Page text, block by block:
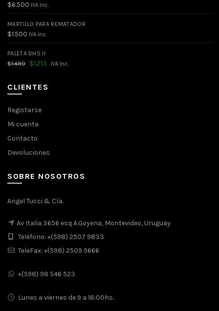
$6.500 IVA Inc.
MARTILLO PARA REMATADOR
$1.500 IVA Inc.
PALETA DHS II
$1.480
El
era:
$1.480.
$1.213 El
IVA Inc.
CLIENTES
Registarse
Mi cuenta
Contacto
Devoluciones
SOBRE NOSOTROS
Angel Tucci & Cía.
Av Italia 3656 esq A.Goyena, Montevideo, Uruguay
Teléfono: +(598) 2507 9833
TeleFax: +(598) 2509 5666
+(598) 98 546 523
Lunes a viernes de 9 a 18:00hs.